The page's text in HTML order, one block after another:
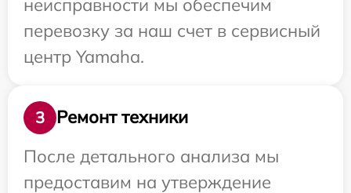
неисправности мы обеспечим
перевозку за наш счет в сервисный
центр Yamaha.
3
Ремонт техники
После детального анализа мы
предоставим на утверждение